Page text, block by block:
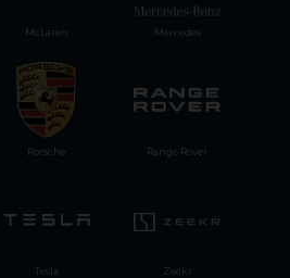
Zeekr
Porsche Range Rover
Tesla
Mercedes
McLaren